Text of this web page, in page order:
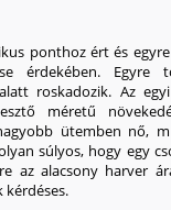
ponthoz ért és
érdekében.
roskadozik. Az
méretű
ütemben nő,
súlyos, hogy egy
az alacsony harver
kérdéses.